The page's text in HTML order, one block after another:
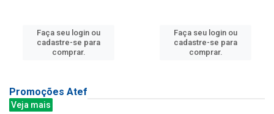
Faça seu login ou
cadastre-se para
comprar.
Faça seu login ou
cadastre-se para
comprar.
Promoções Atef
Veja mais